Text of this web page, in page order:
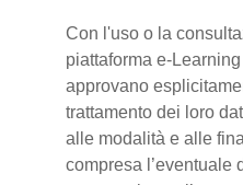
Con l'uso o la
piattaforma e-
approvano
trattamento dei loro
alle modalità e alle
compresa l’eventuale